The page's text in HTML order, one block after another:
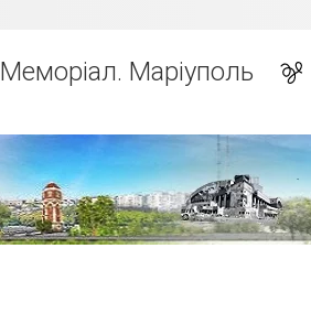
Меморіал. Маріуполь